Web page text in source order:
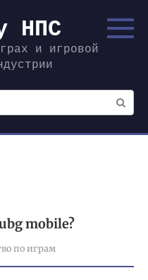
НПС
и игровой
mobile?
по играм